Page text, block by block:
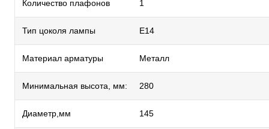
Количество плафонов 1
Тип цоколя лампы E14
Материал арматуры Металл
Минимальная высота, мм: 280
Диаметр,мм 145